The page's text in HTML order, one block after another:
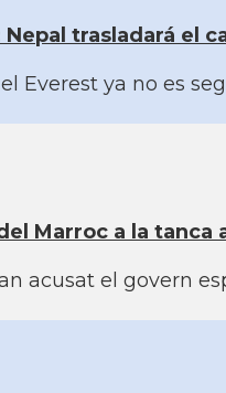
trasladará el
Everest ya no es
Marroc a la tanca
acusat el govern